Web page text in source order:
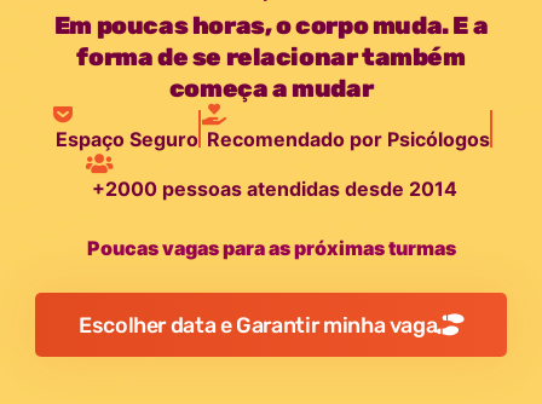
Em poucas horas, o corpo muda. E a
forma de se relacionar também
começa a mudar
Espaço Seguro Recomendado por Psicólogos
+2000 pessoas atendidas desde 2014​
Poucas vagas para as próximas turmas
Escolher data e Garantir minha vaga